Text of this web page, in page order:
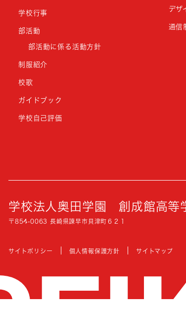
学校行事
部活動
部活動に係る活動方針
制服紹介
校歌
ガイドブック
学校自己評価
デザ
通信
学校法人奥田学園 創成館高等
〒854-0063 長崎県諫早市貝津町６２１
サイトポリシー 個人情報保護方針 サイトマップ